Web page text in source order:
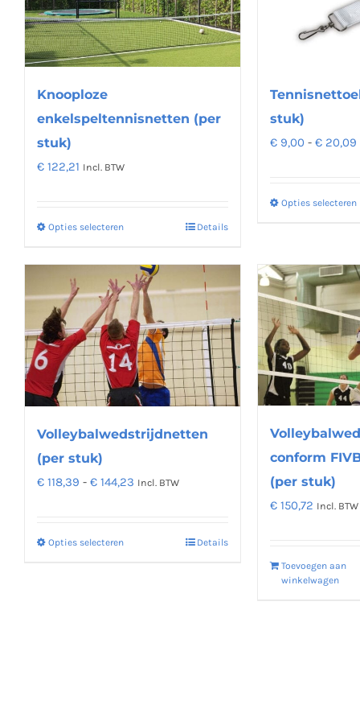
kan
gekozen
worden
de
Knooploze
enkelspeltennisnetten (per
stuk)
€ 122,21 Incl. BTW
Opties selecterenDit
heeft
meerdere
variaties.
Deze
optie
kan
gekozen
worden
de
Details
stuk)
€ 9,00 - € 20,09
Opties selecteren
Volleybalwedstrijdnetten
(per stuk)
€ 118,39 - € 144,23 Prijsklasse:
Incl. BTW
Opties selecterenDit
Details
conform
(per stuk)
€ 150,72 Incl. BTW
Toevoegen aan
winkelwagen